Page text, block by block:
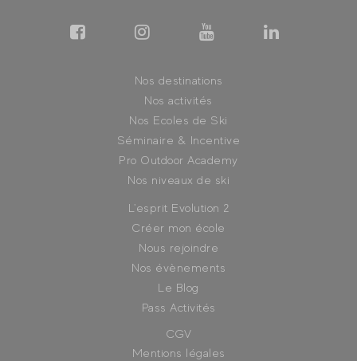
Nos destinations
Nos activités
Nos Ecoles de Ski
Séminaire & Incentive
Pro Outdoor Academy
Nos niveaux de ski
L'esprit Evolution 2
Créer mon école
Nous rejoindre
Nos évènements
Le Blog
Pass Activités
CGV
Mentions légales